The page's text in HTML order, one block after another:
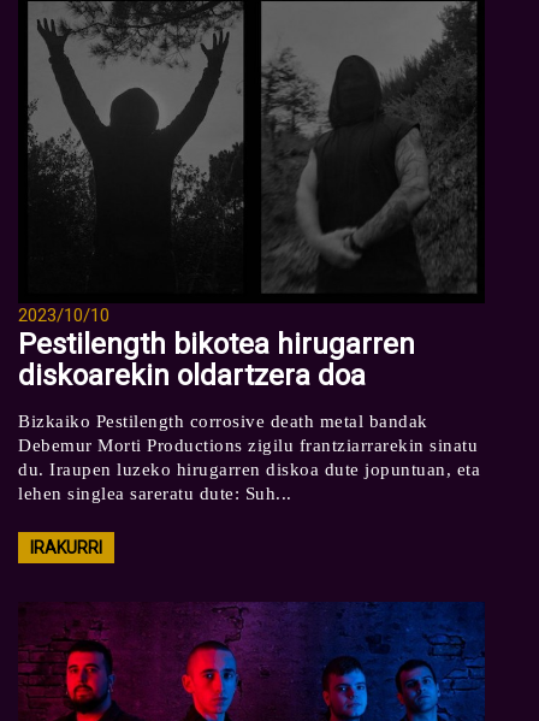
2023/10/10
Pestilength bikotea hirugarren
diskoarekin oldartzera doa
Bizkaiko Pestilength corrosive death metal bandak
Debemur Morti Productions zigilu frantziarrarekin sinatu
du. Iraupen luzeko hirugarren diskoa dute jopuntuan, eta
lehen singlea sareratu dute: Suh...
IRAKURRI